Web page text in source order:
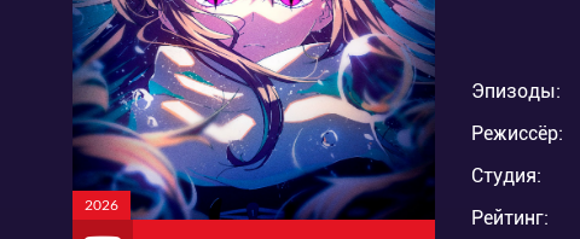
2026
Эпизоды:
Режиссёр:
Студия:
Рейтинг: